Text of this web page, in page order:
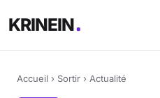
KRINEIN
Accueil › Sortir › Actualité